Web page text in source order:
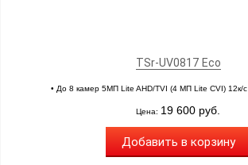
TSr-UV0817 Eco
• До 8 камер 5МП Lite AHD/TVI (4 МП Lite CVI) 12к/с
Цена: 19 600 руб.
Добавить в корзину